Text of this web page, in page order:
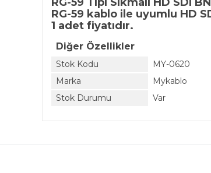
RG-59 kablo ile uyumlu HD
1 adet fiyatıdır.
Diğer Özellikler
Stok Kodu
MY-0620
Marka
Mykablo
Stok Durumu
Var